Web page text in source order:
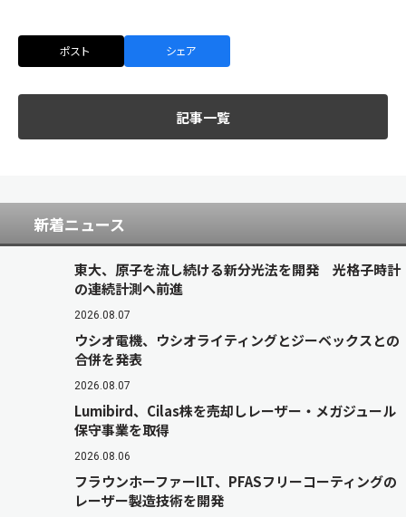
ポスト シェア
記事一覧
新着ニュース
東大、原子を流し続ける新分光法を開発 光格子時計
の連続計測へ前進
2026.08.07
ウシオ電機、ウシオライティングとジーベックスとの
合併を発表
2026.08.07
Lumibird、Cilas株を売却しレーザー・メガジュール
保守事業を取得
2026.08.06
フラウンホーファーILT、PFASフリーコーティングの
レーザー製造技術を開発